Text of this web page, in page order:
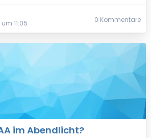
11:05
0 Kommentare
im Abendlicht?